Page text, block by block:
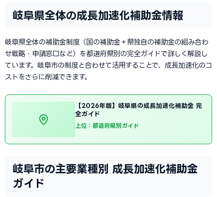
岐阜県全体の成長加速化補助金情報
岐阜県全体の補助金制度（国の補助金＋県独自の補助金の組み合わ
せ戦略・申請窓口など）を都道府県別の完全ガイドで詳しく解説し
ています。岐阜市の制度と合わせて活用することで、成長加速化のコ
ストをさらに削減できます。
【2026年版】岐阜県の成長加速化補助金 完
全ガイド
上位：都道府県別ガイド
岐阜市の主要業種別 成長加速化補助金
ガイド